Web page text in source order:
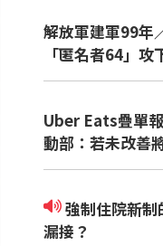
解放軍建軍99年
「匿名者64」
Uber Eats疊單
動部：若未改善
強制住院新制的兩難 社區如何不
漏接？